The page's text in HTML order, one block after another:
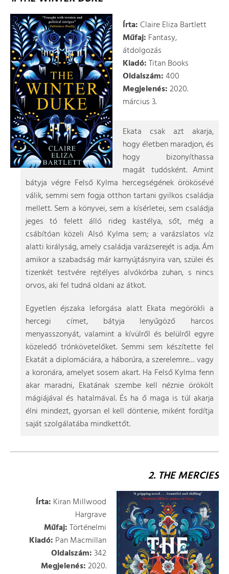
Írta:Claire Eliza Bartlett
Műfaj: Fantasy,
átdolgozás
Kiadó:Titan Books
Oldalszám:400
Megjelenés:2020.
március 3.
Ekata csak azt akarja,
hogy életben maradjon, és
hogy bizonyíthassa
magát tudósként. Amint
bátyja végre Felső Kylma hercegségének örökösévé
válik, semmi sem fogja otthon tartani gyilkos családja
mellett. Sem a könyvei, sem a kísérletei, sem családja
jeges tó felett álló rideg kastélya, sőt, még a
csábítóan közeli Alsó Kylma sem; a varázslatos víz
alatti királyság, amely családja varázserejét is adja. Ám
amikor a szabadság már karnyújtásnyira van, szülei és
tizenkét testvére rejtélyes alvókórba zuhan, s nincs
orvos, aki fel tudná oldani az átkot.
Egyetlen éjszaka leforgása alatt Ekata megörökli a
hercegi címet, bátyja lenyűgöző harcos
menyasszonyát, valamint a kívülről és belülről egyre
közeledő trónkövetelőket. Semmi sem készítette fel
Ekatát a diplomáciára, a háborúra, a szerelemre… vagy
a koronára, amelyet sosem akart. Ha Felső Kylma fenn
akar maradni, Ekatának szembe kell néznie örökölt
mágiájával és hatalmával. És ha ő maga is túl akarja
élni mindezt, gyorsan el kell döntenie, miként fordítja
saját szolgálatába mindkettőt.
2. THE MERCIES
Írta: Kiran Millwood
Hargrave
Műfaj:Történelmi
Kiadó: Pan Macmillan
Oldalszám:342
Megjelenés:2020.